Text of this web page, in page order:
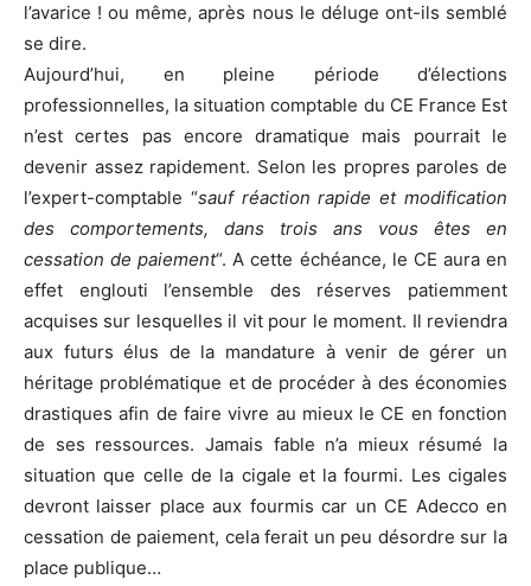
l’avarice ! ou même, après nous le déluge ont-ils semblé
se dire.
Aujourd’hui, en pleine période d’élections
professionnelles, la situation comptable du CE France Est
n’est certes pas encore dramatique mais pourrait le
devenir assez rapidement. Selon les propres paroles de
l’expert-comptable “sauf réaction rapide et modification
des comportements, dans trois ans vous êtes en
cessation de paiement“. A cette échéance, le CE aura en
effet englouti l’ensemble des réserves patiemment
acquises sur lesquelles il vit pour le moment. Il reviendra
aux futurs élus de la mandature à venir de gérer un
héritage problématique et de procéder à des économies
drastiques afin de faire vivre au mieux le CE en fonction
de ses ressources. Jamais fable n’a mieux résumé la
situation que celle de la cigale et la fourmi. Les cigales
devront laisser place aux fourmis car un CE Adecco en
cessation de paiement, cela ferait un peu désordre sur la
place publique…